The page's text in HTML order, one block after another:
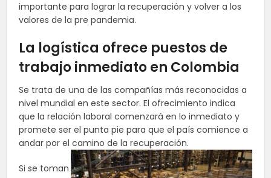
importante para lograr la recuperación y volver a los
valores de la pre pandemia.
La logística ofrece puestos de
trabajo inmediato en Colombia
Se trata de una de las compañías más reconocidas a
nivel mundial en este sector. El ofrecimiento indica
que la relación laboral comenzará en lo inmediato y
promete ser el punta pie para que el país comience a
andar por el camino de la recuperación.
Si se toman